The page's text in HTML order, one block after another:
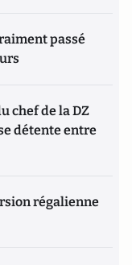
passé
chef de la DZ
détente entre
régalienne